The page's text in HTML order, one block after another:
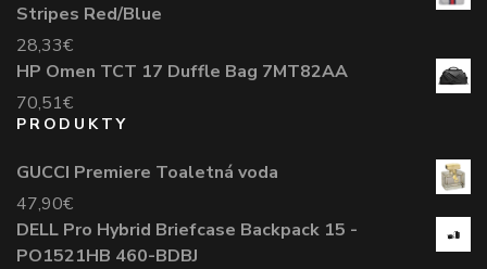
Stripes Red/Blue
28,33€
HP Omen TCT 17 Duffle Bag 7MT82AA
70,51€
PRODUKTY
GUCCI Premiere Toaletná voda
47,90€
DELL Pro Hybrid Briefcase Backpack 15 -
PO1521HB 460-BDBJ